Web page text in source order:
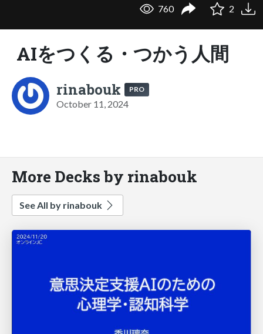
760 2
AIをつくる・つかう人間
rinabouk PRO
October 11, 2024
More Decks by rinabouk
See All by rinabouk